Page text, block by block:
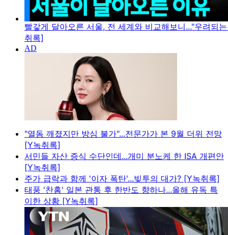
빨갛게 달아오른 서울, 전 세계와 비교해보니..."우려되
취록]
"열돔 깨졌지만 방심 불가"...전문가가 본 9월 더위 전망
[Y녹취록]
서민들 자산 증식 수단인데...개미 분노케 한 ISA 개편안
[Y녹취록]
주가 급락과 함께 '이자 폭탄'...빚투의 대가? [Y녹취록]
태풍 '찬홈' 일본 관통 후 한반도 향하나...올해 유독 특
이한 상황 [Y녹취록]